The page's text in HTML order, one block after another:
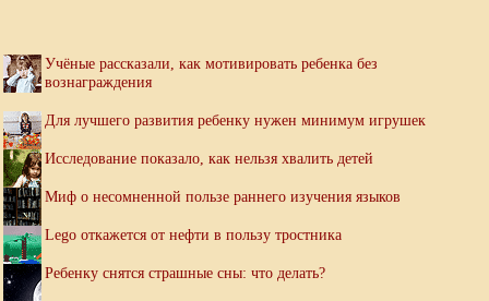
Учёные рассказали, как мотивировать ребенка без
вознаграждения
Для лучшего развития ребенку нужен минимум игрушек
Исследование показало, как нельзя хвалить детей
Миф о несомненной пользе раннего изучения языков
Lego откажется от нефти в пользу тростника
Ребенку снятся страшные сны: что делать?